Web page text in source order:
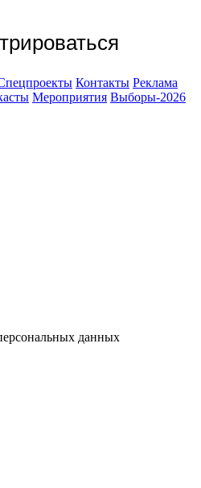
Контакты Реклама
Мероприятия Выборы-2026
данных